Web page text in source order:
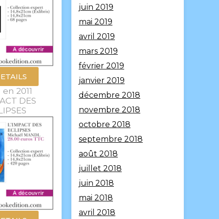
2011
DES
juin 2019
mai 2019
avril 2019
mars 2019
février 2019
janvier 2019
décembre 2018
novembre 2018
octobre 2018
septembre 2018
août 2018
juillet 2018
juin 2018
mai 2018
avril 2018